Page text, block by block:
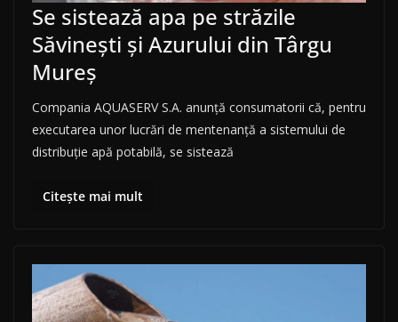
Se sistează apa pe străzile
Săvinești și Azurului din Târgu
Mureș
Compania AQUASERV S.A. anunţă consumatorii că, pentru
executarea unor lucrări de mentenanță a sistemului de
distribuţie apă potabilă, se sistează
Citește mai mult